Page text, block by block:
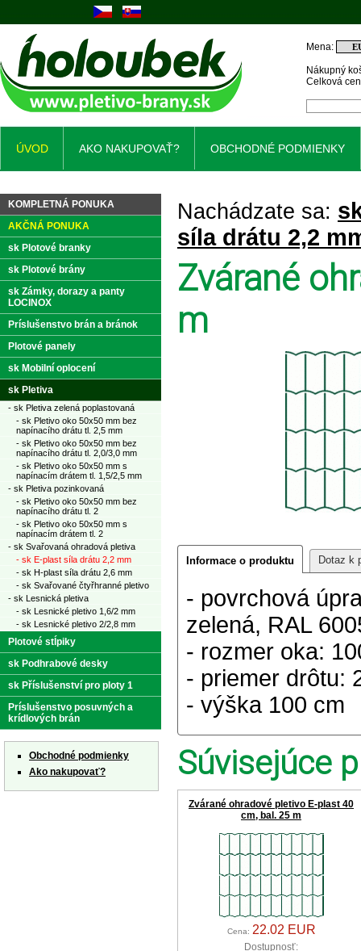
Nachádzate sa:
síla drátu 2,2
Zvárané
m
Informace o produktu Dotaz k
- povrchová
zelená, RAL
- rozmer oka:
- priemer drôtu:
- výška 100 cm
Súvisejúce
Zvárané ohradové pletivo E-plast 40
cm, bal. 25 m
Cena: 22.02 EUR
Dostupnosť:
KOMPLETNÁ PONUKA
AKČNÁ PONUKA
sk Plotové branky
sk Plotové brány
sk Zámky, dorazy a panty
LOCINOX
Príslušenstvo brán a bránok
Plotové panely
sk Mobilní oplocení
sk Pletiva
- sk Pletiva zelená poplastovaná
- sk Pletivo oko 50x50 mm bez
napínacího drátu tl. 2,5 mm
- sk Pletivo oko 50x50 mm bez
napínacího drátu tl. 2,0/3,0 mm
- sk Pletivo oko 50x50 mm s
napínacím drátem tl. 1,5/2,5 mm
- sk Pletiva pozinkovaná
- sk Pletivo oko 50x50 mm bez
napínacího drátu tl. 2
- sk Pletivo oko 50x50 mm s
napínacím drátem tl. 2
- sk Svařovaná ohradová pletiva
- sk E-plast síla drátu 2,2 mm
- sk H-plast síla drátu 2,6 mm
- sk Svařované čtyřhranné pletivo
- sk Lesnická pletiva
- sk Lesnické pletivo 1,6/2 mm
- sk Lesnické pletivo 2/2,8 mm
Plotové stĺpiky
sk Podhrabové desky
sk Příslušenství pro ploty 1
Príslušenstvo posuvných a
krídlových brán
Obchodné podmienky
Ako nakupovať?
Nákupný
Celková
Mena:
ÚVOD AKO NAKUPOVAŤ? OBCHODNÉ PODMIENKY